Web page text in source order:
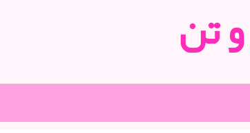
تن